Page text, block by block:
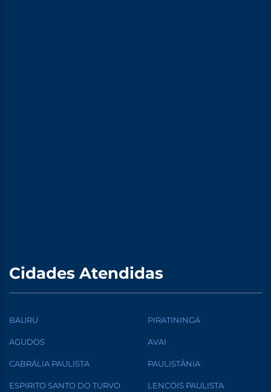
Cidades Atendidas
BAURU PIRATININGA
AGUDOS AVAI
CABRÁLIA PAULISTA PAULISTÂNIA
ESPIRITO SANTO DO TURVO LENCÓIS PAULISTA